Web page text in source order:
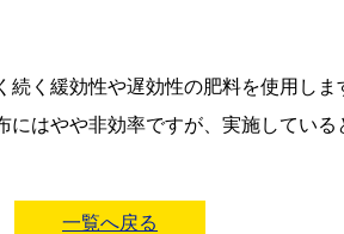
く緩効性や遅効性の肥料を使用しま
はやや非効率ですが、実施している
一覧へ戻る